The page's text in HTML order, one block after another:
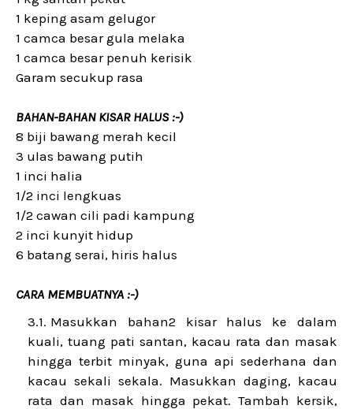
1 keping asam gelugor
1 camca besar gula melaka
1 camca besar penuh kerisik
Garam secukup rasa
BAHAN-BAHAN KISAR HALUS :-)
8 biji bawang merah kecil
3 ulas bawang putih
1 inci halia
1/2 inci lengkuas
1/2 cawan cili padi kampung
2 inci kunyit hidup
6 batang serai, hiris halus
CARA MEMBUATNYA :-)
Masukkan bahan2 kisar halus ke dalam
kuali, tuang pati santan, kacau rata dan masak
hingga terbit minyak, guna api sederhana dan
kacau sekali sekala. Masukkan daging, kacau
rata dan masak hingga pekat. Tambah kersik,